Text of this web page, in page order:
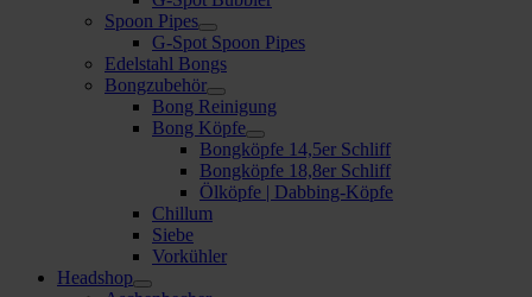
Spoon Pipes
G-Spot Spoon Pipes
Edelstahl Bongs
Bongzubehör
Bong Reinigung
Bong Köpfe
Bongköpfe 14,5er Schliff
Bongköpfe 18,8er Schliff
Ölköpfe | Dabbing-Köpfe
Chillum
Siebe
Vorkühler
Headshop